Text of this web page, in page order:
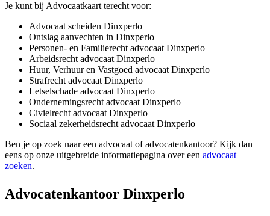
Je kunt bij Advocaatkaart terecht voor:
Advocaat scheiden Dinxperlo
Ontslag aanvechten in Dinxperlo
Personen- en Familierecht advocaat Dinxperlo
Arbeidsrecht advocaat Dinxperlo
Huur, Verhuur en Vastgoed advocaat Dinxperlo
Strafrecht advocaat Dinxperlo
Letselschade advocaat Dinxperlo
Ondernemingsrecht advocaat Dinxperlo
Civielrecht advocaat Dinxperlo
Sociaal zekerheidsrecht advocaat Dinxperlo
Ben je op zoek naar een advocaat of advocatenkantoor? Kijk dan
eens op onze uitgebreide informatiepagina over een advocaat
zoeken.
Advocatenkantoor Dinxperlo